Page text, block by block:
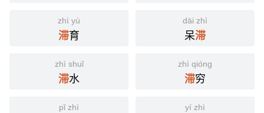
zhì yù
滞育
dāi zhì
呆滞
zhì shuǐ
滞水
zhì qióng
滞穷
pǐ zhì yí zhì